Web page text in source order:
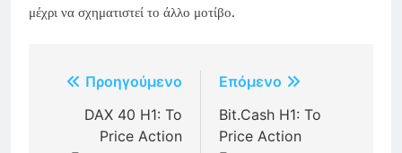
μέχρι να σχηματιστεί το άλλο μοτίβο.
Πλοήγηση
άρθρων
Προηγούμενο
DAX 40 H1: Το
Price Action
Επόμενο
Bit.Cash H1: Το
Price Action